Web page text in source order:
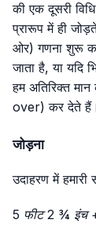
की एक दूसरी
प्रारूप में ही
ओर) गणना शुरू
जाता है, या यदि
हम अतिरिक्त
over) कर देते हैं।
जोड़ना
उदाहरण में
5 फीट 2 ¾ इंच